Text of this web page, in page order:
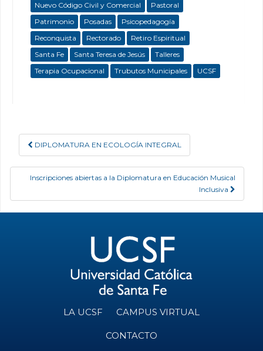
Nuevo Código Civil y Comercial
Pastoral
Patrimonio
Posadas
Psicopedagogía
Reconquista
Rectorado
Retiro Espiritual
Santa Fe
Santa Teresa de Jesús
Talleres
Terapia Ocupacional
Trubutos Municipales UCSF
Post navigation
DIPLOMATURA EN ECOLOGÍA INTEGRAL
Inscripciones abiertas a la Diplomatura en Educación Musical
Inclusiva
LA UCSF CAMPUS VIRTUAL
CONTACTO